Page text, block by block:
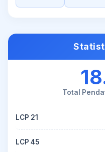
Total
LCP 21
LCP 45